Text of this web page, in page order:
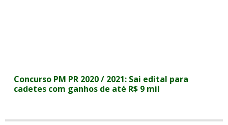
Concurso PM PR 2020 / 2021: Sai edital para
cadetes com ganhos de até R$ 9 mil